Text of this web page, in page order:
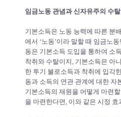
임금노동 관념과 신자유주의 수
기본소득은 노동 능력에 따른 분
에서 ‘노동’이라 말할 때 임금노
동은 기본소득 도입을 통하여 소
착취와 수탈이지, 기본소득은 아
한 투기 불로소득과 착취에 입각
동과 소득의 연관 관계에 대한 자
기본소득의 재원을 어떻게 마련
을 마련한다면, 이와 같은 시정 효